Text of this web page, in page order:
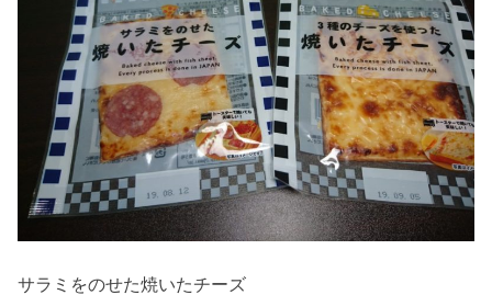
サラミをのせた焼いたチーズ